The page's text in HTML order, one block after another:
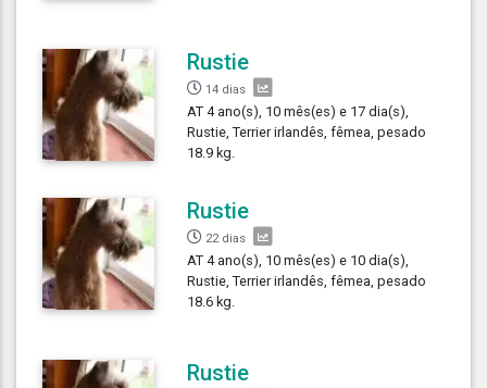
Rustie
14 dias
AT 4 ano(s), 10 mês(es) e 17 dia(s),
Rustie, Terrier irlandês, fêmea, pesado
18.9 kg.
Rustie
22 dias
AT 4 ano(s), 10 mês(es) e 10 dia(s),
Rustie, Terrier irlandês, fêmea, pesado
18.6 kg.
Rustie